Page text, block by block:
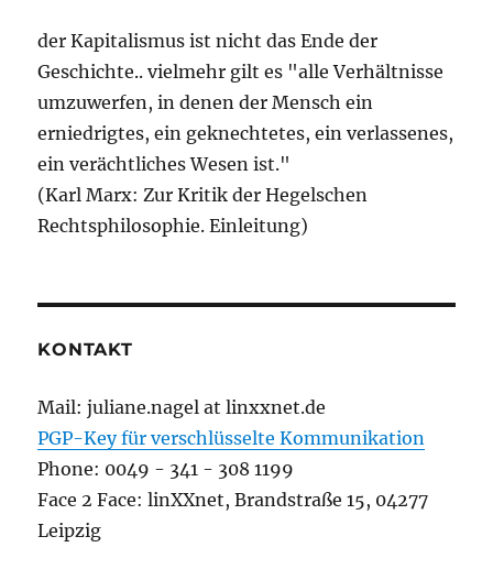
der Kapitalismus ist nicht das Ende der
Geschichte.. vielmehr gilt es "alle Verhältnisse
umzuwerfen, in denen der Mensch ein
erniedrigtes, ein geknechtetes, ein verlassenes,
ein verächtliches Wesen ist."
(Karl Marx: Zur Kritik der Hegelschen
Rechtsphilosophie. Einleitung)
KONTAKT
Mail: juliane.nagel at linxxnet.de
PGP-Key für verschlüsselte Kommunikation
Phone: 0049 - 341 - 308 1199
Face 2 Face: linXXnet, Brandstraße 15, 04277
Leipzig